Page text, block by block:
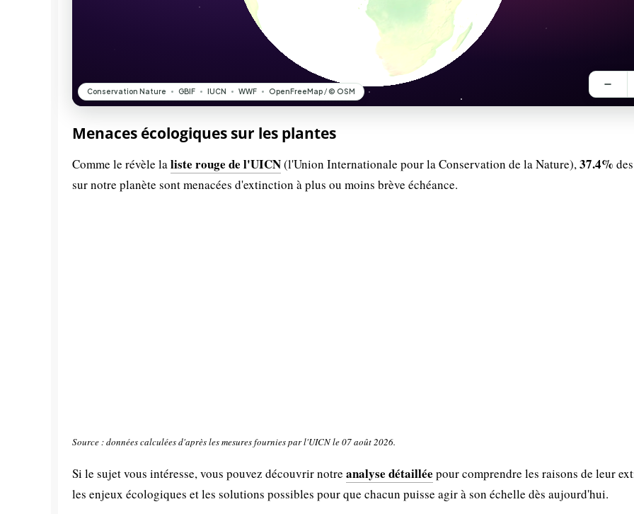
Menaces écologiques sur les plantes
Comme le révèle laliste rouge de l'UICN(l'Union Internationale pour la Conservation de la Nature),37.4%
sur notre planète sont menacées d'extinction à plus ou moins brève échéance.
Source : données calculées d'après les mesures fournies par l'UICN le 07 août 2026.
Si le sujet vous intéresse, vous pouvez découvrir notre analyse détaillée pour comprendre les raisons de leur
les enjeux écologiques et les solutions possibles pour que chacun puisse agir à son échelle dès aujourd'hui.